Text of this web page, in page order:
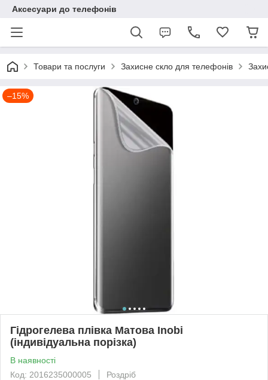
Аксесуари до телефонів
Товари та послуги Захисне скло для телефонів
–15%
Гідрогелева плівка Матова Inobi
(індивідуальна порізка)
В наявності
Код: 2016235000005
Роздріб